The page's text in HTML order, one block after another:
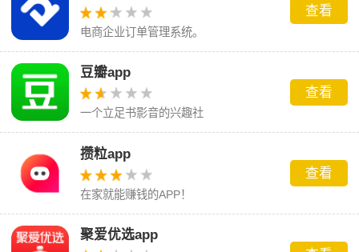
电商企业订单管理系统。
查看
豆瓣app
一个立足书影音的兴趣社
查看
攒粒app
在家就能赚钱的APP！
查看
聚爱优选app